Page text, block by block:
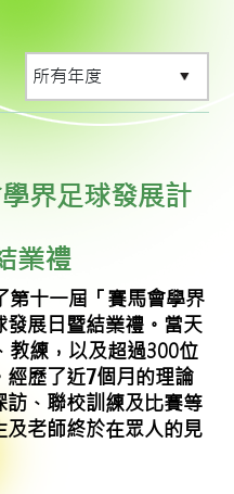
學界足球發展計
業禮
第十一屆「賽馬會學界
展日暨結業禮。當天
教練，以及超過300位
歷了近7個月的理論
、聯校訓練及比賽等
老師終於在眾人的見